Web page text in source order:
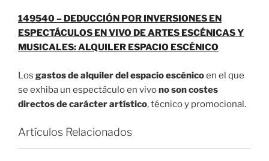
149540 – DEDUCCIÓN POR INVERSIONES EN
ESPECTÁCULOS EN VIVO DE ARTES ESCÉNICAS Y
MUSICALES: ALQUILER ESPACIO ESCÉNICO
Los gastos de alquiler del espacio escénicoen el que
se exhiba un espectáculo en vivono son costes
directos de carácter artístico, técnico y promocional.
Artículos Relacionados